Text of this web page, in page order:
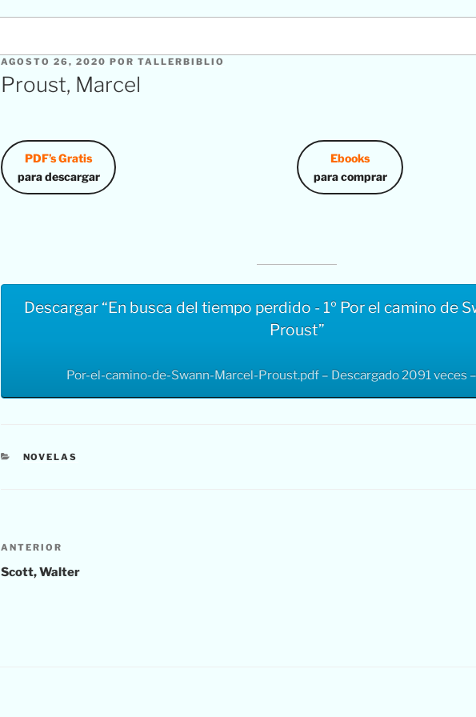
PUBLICADO
EL
AGOSTO 26, 2020 POR TALLERBIBLIO
Proust, Marcel
PDF’s Gratis
para descargar
Ebooks
para comprar
Descargar “En busca del tiempo perdido - 1º Por el camino de
Proust”
Por-el-camino-de-Swann-Marcel-Proust.pdf – Descargado 2091 veces
CATEGORÍAS
NOVELAS
Navegación
de
Entrada
anterior:
ANTERIOR
Scott, Walter